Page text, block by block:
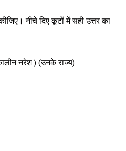
नीचे दिए कूटों में सही उत्तर का
नरेश ) (उनके राज्य)